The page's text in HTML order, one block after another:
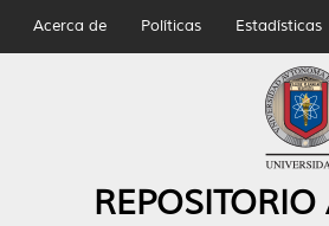
Acerca de Políticas Estadísticas